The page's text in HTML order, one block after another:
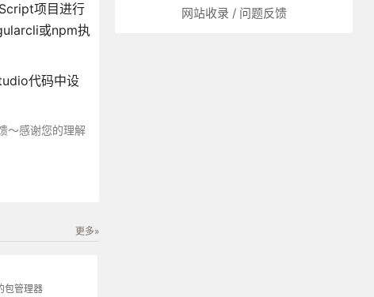
网站收录 / 问题反馈
项目进行
或npm执
代码中设
～感谢您的理解
更多»
包管理器